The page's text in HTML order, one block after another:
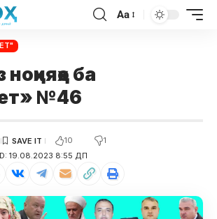
Aa
ба
№46
19.08.2023 8:55 ДП
10 1